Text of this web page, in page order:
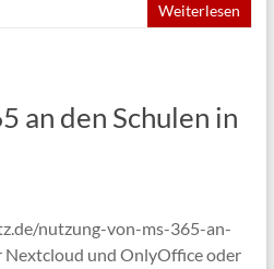
Weiterlesen
an den Schulen in
nutzung-von-ms-365-an-
und OnlyOffice oder